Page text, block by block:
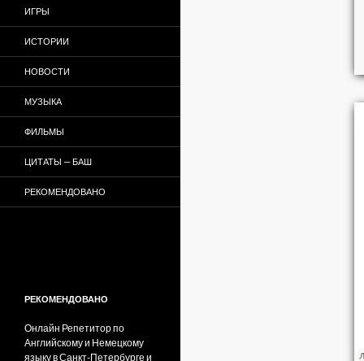
ИГРЫ
ИСТОРИИ
НОВОСТИ
МУЗЫКА
ФИЛЬМЫ
ЦИТАТЫ — БАШ
РЕКОМЕНДОВАНО
РЕКОМЕНДОВАНО
Онлайн Репетитор по
Английскому и Немецкому
языку в Санкт-Петербурге и